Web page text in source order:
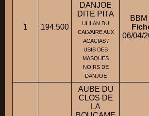
1 194.500
DANJOE
DITE PITA
UHLAN DU
CALVAIRE AUX
ACACIAS /
UBIS DES
MASQUES
NOIRS DE
DANJOE
BBM
06/04/
AUBE DU
CLOS DE
LA